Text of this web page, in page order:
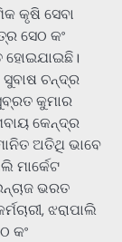
କୃଷି ସେବା
ସେଠ କଂ
ହୋଇଯାଇଛି।
ଚନ୍ଦ୍ର
କୁମାର
କେନ୍ଦ୍ର
ଅତିଥି ଭାବେ
ମାର୍କେଟ
ଭରତ
ଝରାପାଲି
କଂ